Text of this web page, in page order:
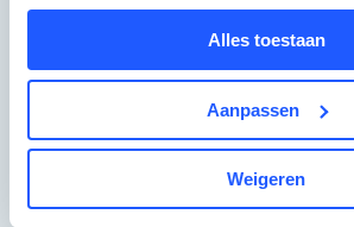
Alles toestaan
Aanpassen
Weigeren